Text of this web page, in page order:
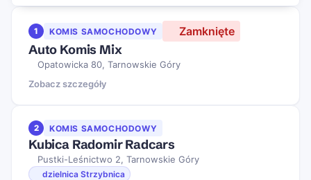
1 KOMIS SAMOCHODOWY Zamknięte
Auto Komis Mix
Opatowicka 80, Tarnowskie Góry
Zobacz szczegóły
2 KOMIS SAMOCHODOWY
Kubica Radomir Radcars
Pustki-Leśnictwo 2, Tarnowskie Góry
dzielnica Strzybnica